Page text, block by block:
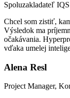
Spoluzakladateľ
Chcel som zistiť,
Výsledok ma
očakávania.
vďaka umelej
Alena Resl
Project Manager,